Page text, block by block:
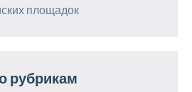
площадок
рубрикам